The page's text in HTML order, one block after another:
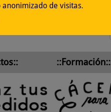
de visitas.
::Formación::